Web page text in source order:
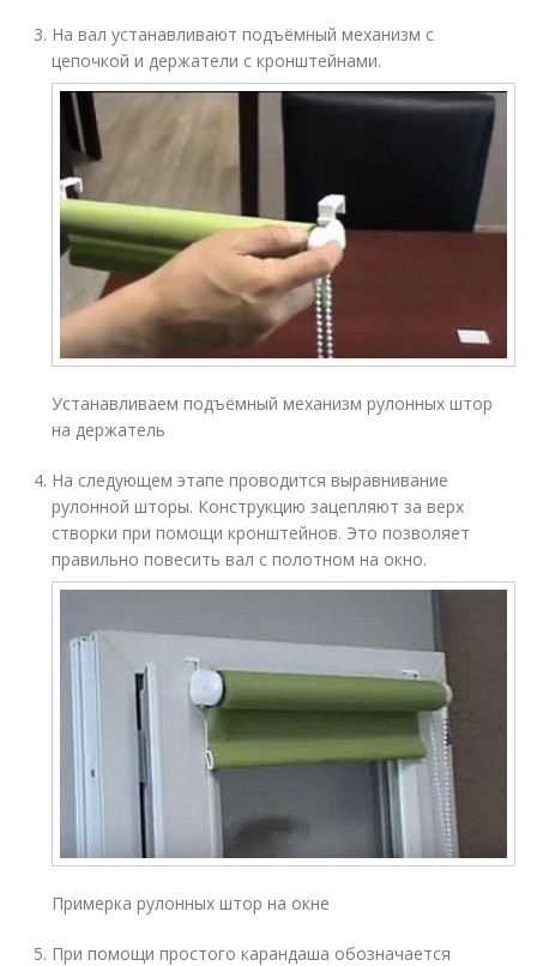
На вал устанавливают подъёмный механизм с
цепочкой и держатели с кронштейнами.
Устанавливаем подъёмный механизм рулонных штор
на держатель
На следующем этапе проводится выравнивание
рулонной шторы. Конструкцию зацепляют за верх
створки при помощи кронштейнов. Это позволяет
правильно повесить вал с полотном на окно.
Примерка рулонных штор на окне
При помощи простого карандаша обозначается